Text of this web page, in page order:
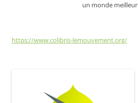
un monde meilleur
https://www.colibris-lemouvement.org/